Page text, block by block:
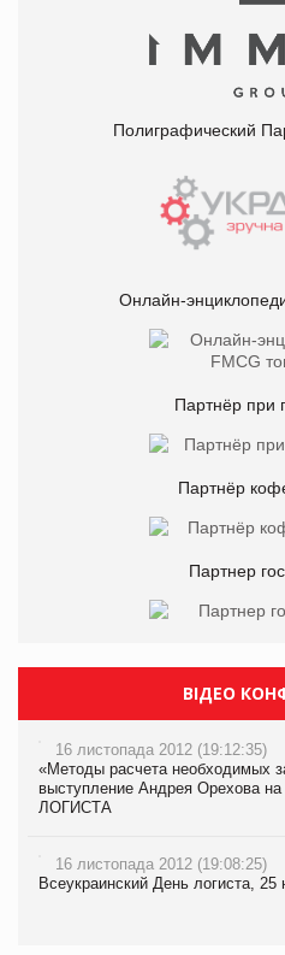
Полиграфический
Онлайн-
Партнёр при
Партнёр
Партнер
ВІДЕО
16 листопада 2012 (19:12:35)
«Методы расчета необходимых
выступление Андрея Орехова
ЛОГИСТА
16 листопада 2012 (19:08:25)
Всеукраинский День логиста, 25